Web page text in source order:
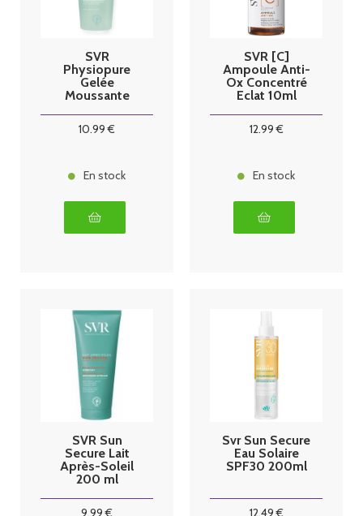
SVR
Physiopure
Gelée
Moussante
10.99 €
En stock
SVR [C]
Ampoule Anti-
Ox Concentré
Eclat 10ml
12.99€
En stock
SVR Sun
Secure Lait
Après-Soleil
200 ml
9.99 €
Svr Sun Secure
Eau Solaire
SPF30 200ml
12.49€